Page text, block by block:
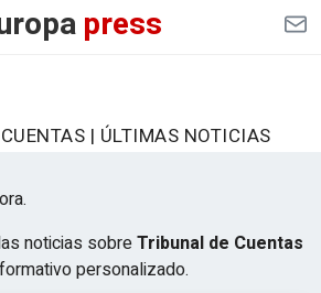
press
| ÚLTIMAS NOTICIAS
noticias sobreTribunal de Cuentas
personalizado.